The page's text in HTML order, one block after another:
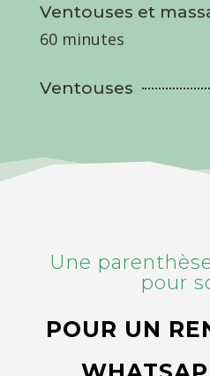
Ventouses et
60 minutes
Ventouses
Une
pour
POUR UN